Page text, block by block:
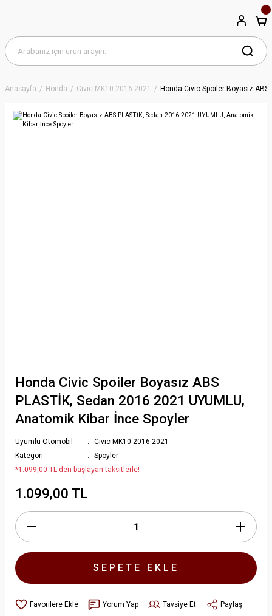
Anasayfa Honda Civic MK10 2016 2021 Honda Civic Spoiler Boyasız
Honda Civic Spoiler Boyasız ABS
PLASTİK, Sedan 2016 2021 UYUMLU,
Anatomik Kibar İnce Spoyler
Uyumlu Otomobil
Civic MK10 2016 2021
Kategori
Spoyler
*1.099,00 TL den başlayan taksitlerle!
1.099,00 TL
SEPETE EKLE
Yorum Yap Tavsiye Et
Paylaş